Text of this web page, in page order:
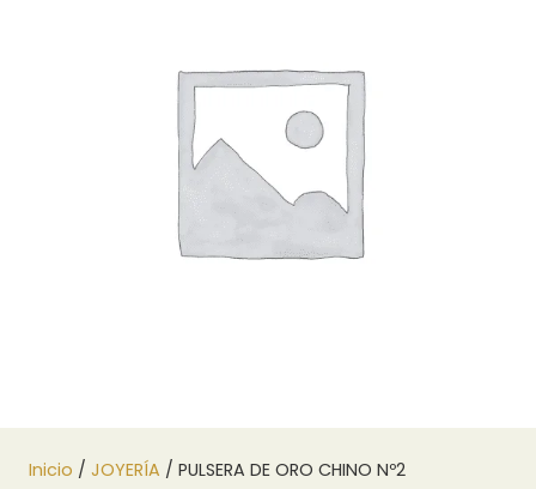
Inicio / JOYERÍA / PULSERA DE ORO CHINO Nº2